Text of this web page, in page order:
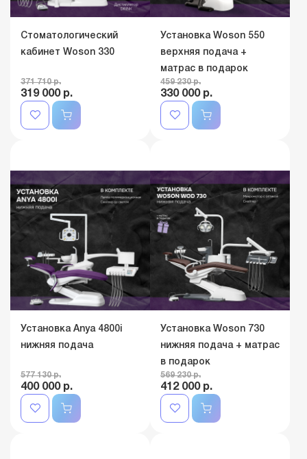
Стоматологический
кабинет Woson 330
371 710 р.
319 000 р.
Установка Woson 550
верхняя подача +
матрас в подарок
459 230 р.
330 000 р.
Установка Anya 4800i
нижняя подача
577 130 р.
400 000 р.
Установка Woson 730
нижняя подача + матрас
в подарок
569 230 р.
412 000 р.